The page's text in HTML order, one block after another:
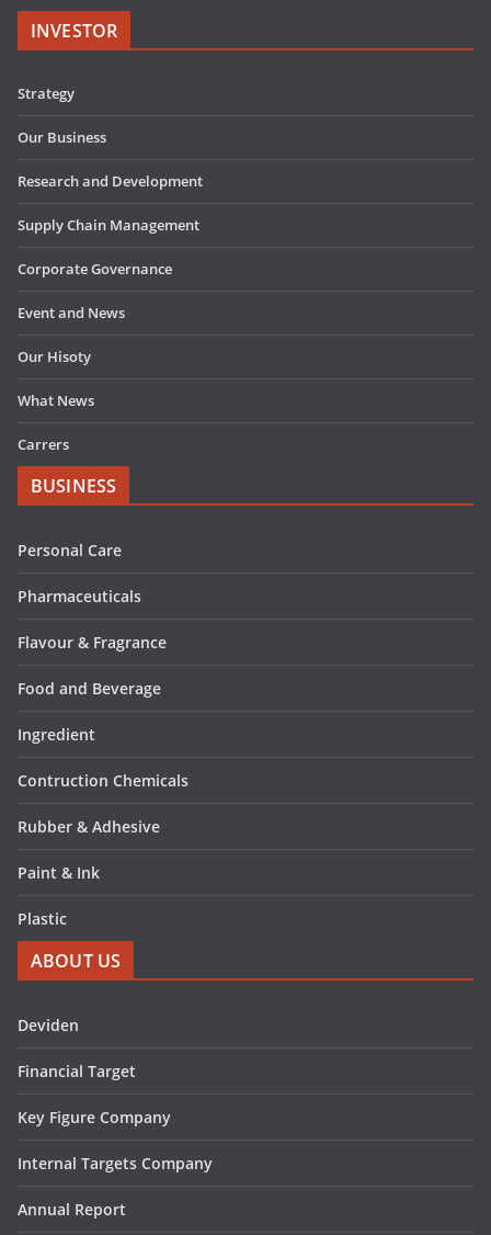
INVESTOR
Strategy
Our Business
Research and Development
Supply Chain Management
Corporate Governance
Event and News
Our Hisoty
What News
Carrers
BUSINESS
Personal Care
Pharmaceuticals
Flavour & Fragrance
Food and Beverage
Ingredient
Contruction Chemicals
Rubber & Adhesive
Paint & Ink
Plastic
ABOUT US
Deviden
Financial Target
Key Figure Company
Internal Targets Company
Annual Report